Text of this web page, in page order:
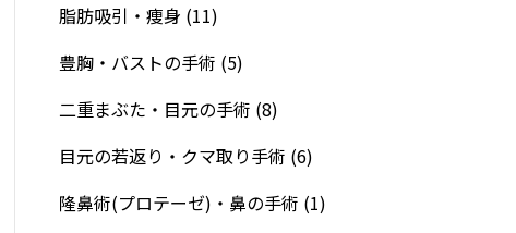
脂肪吸引・痩身 (11)
豊胸・バストの手術 (5)
二重まぶた・目元の手術 (8)
目元の若返り・クマ取り手術 (6)
隆鼻術(プロテーゼ)・鼻の手術 (1)